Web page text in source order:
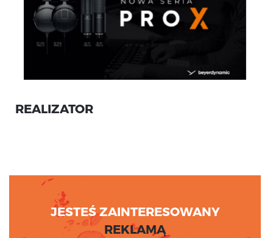
REALIZATOR
JESTEŚ ZAINTERESOWANY
REKLAMĄ